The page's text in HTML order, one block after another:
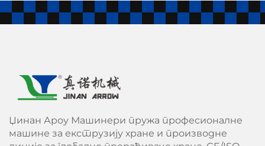
Џинан Ароу Машинери пружа професионалне
машине за екструзију хране и производне